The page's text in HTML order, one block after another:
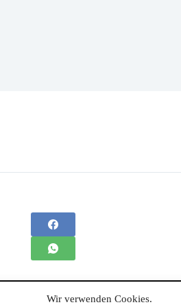
Wir verwenden Cookies.